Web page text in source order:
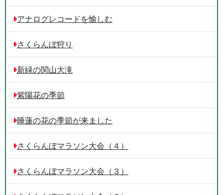
アナログレコードを愉しむ
さくらんぼ狩り
新緑の関山大滝
紫陽花の季節
睡蓮の花の季節が来ました
さくらんぼマラソン大会（４）
さくらんぼマラソン大会（３）